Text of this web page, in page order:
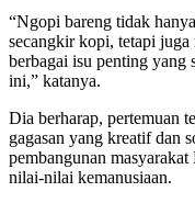
“Ngopi bareng tidak
secangkir kopi, tetapi
berbagai isu penting yang
ini,” katanya.
Dia berharap, pertemuan
gagasan yang kreatif dan
pembangunan
nilai-nilai kemanusiaan.